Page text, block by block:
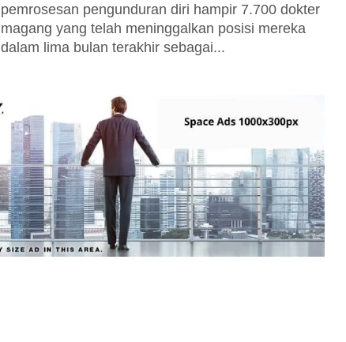
pemrosesan pengunduran diri hampir 7.700 dokter
magang yang telah meninggalkan posisi mereka
dalam lima bulan terakhir sebagai...